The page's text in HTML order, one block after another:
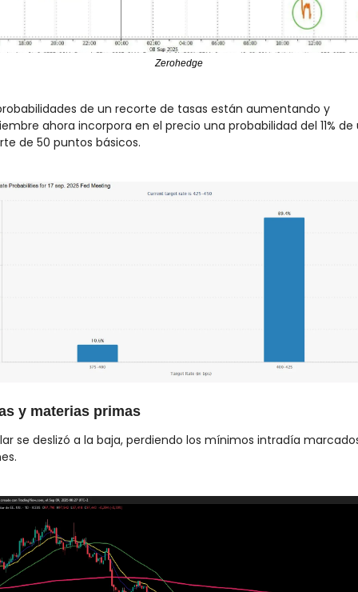
Zerohedge
de un recorte de tasas están aumentando y
ahora incorpora en el precio una probabilidad del 11% de
de 50 puntos básicos.
y materias primas
se deslizó a la baja, perdiendo los mínimos intradía